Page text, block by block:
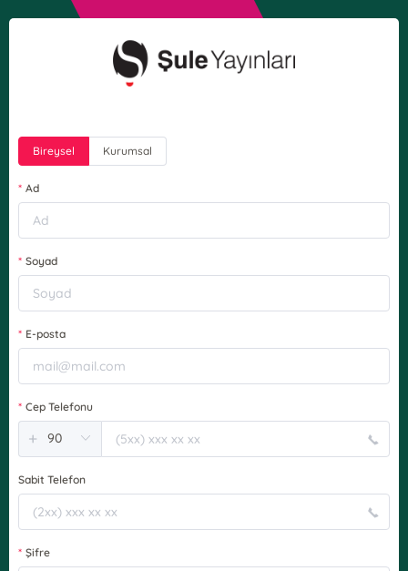
Bireysel Kurumsal
Ad
Soyad
E-posta
Cep Telefonu
+
Sabit Telefon
Şifre